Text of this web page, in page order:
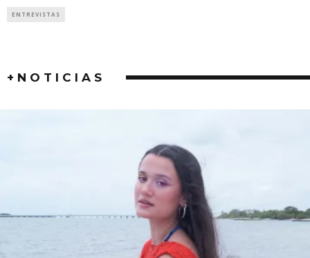
ENTREVISTAS
+NOTICIAS